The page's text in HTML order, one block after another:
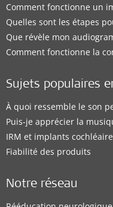
Comment fonctionne un
Quelles sont les étapes
Que révèle mon
Comment fonctionne la
Sujets populaires
À quoi ressemble le son
Puis-je apprécier la
IRM et implants
Fiabilité des produits
Notre réseau